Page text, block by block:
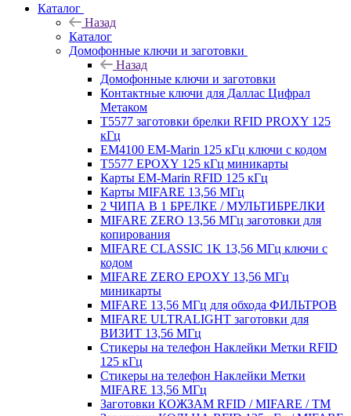
Каталог
Назад
Каталог
Домофонные ключи и заготовки
Назад
Домофонные ключи и заготовки
Контактные ключи для Даллас Цифрал
Метаком
T5577 заготовки брелки RFID PROXY 125
кГц
EM4100 EM-Marin 125 кГц ключи с кодом
T5577 EPOXY 125 кГц миникарты
Карты EM-Marin RFID 125 кГц
Карты MIFARE 13,56 МГц
2 ЧИПА В 1 БРЕЛКЕ / МУЛЬТИБРЕЛКИ
MIFARE ZERO 13,56 МГц заготовки для
копирования
MIFARE CLASSIC 1K 13,56 МГц ключи с
кодом
MIFARE ZERO EPOXY 13,56 МГц
миникарты
MIFARE 13,56 МГц для обхода ФИЛЬТРОВ
MIFARE ULTRALIGHT заготовки для
ВИЗИТ 13,56 МГц
Стикеры на телефон Наклейки Метки RFID
125 кГц
Стикеры на телефон Наклейки Метки
MIFARE 13,56 МГц
Заготовки КОЖЗАМ RFID / MIFARE / TM